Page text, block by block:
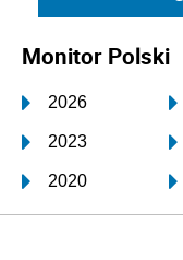
Monitor Polski
2026
2023
2020
2017